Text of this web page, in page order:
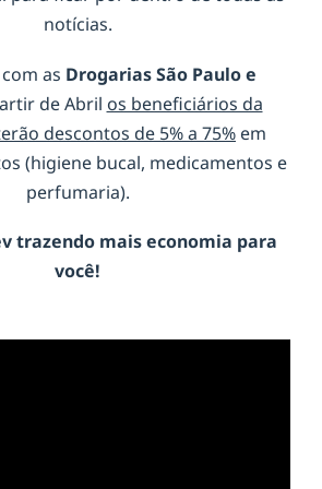
notícias.
as Drogarias São Paulo e
de Abril os beneficiários da
descontos de 5% a 75% em
(higiene bucal, medicamentos e
perfumaria).
trazendo mais economia para
você!